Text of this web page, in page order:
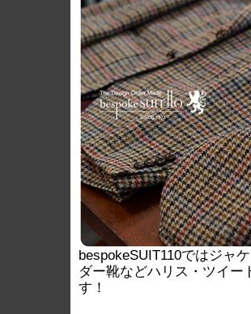
bespokeSUIT110ではジャ
ダー靴などハリス・ツイ
す！